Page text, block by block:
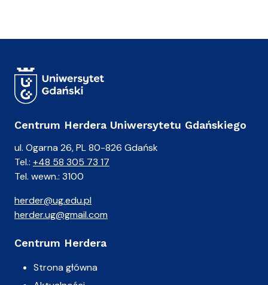
Centrum Herdera Uniwersytetu Gdańskiego
ul. Ogarna 26, PL 80-826 Gdańsk
Tel.: +48 58 305 73 17
Tel. wewn.: 3100
herder@ug.edu.pl
herder.ug@gmail.com
Centrum Herdera
Strona główna